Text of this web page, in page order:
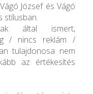
József és Vágó
stílusban.
által ismert,
/ nincs reklám /
tulajdonosa nem
az értékesítés